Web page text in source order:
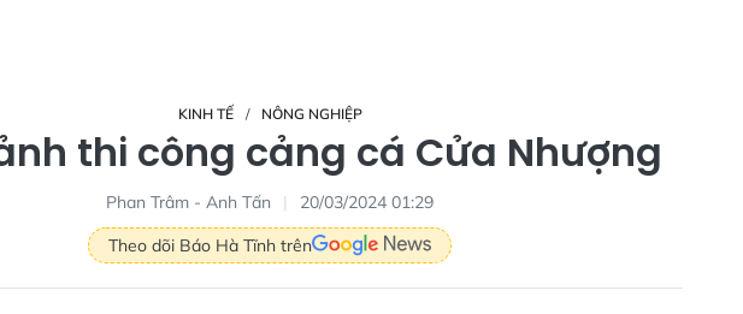
KINH TẾ NÔNG NGHIỆP
thi công cảng cá Cửa Nhượng
Phan Trâm - Anh Tấn
20/03/2024 01:29
Theo dõi Báo Hà Tĩnh trên